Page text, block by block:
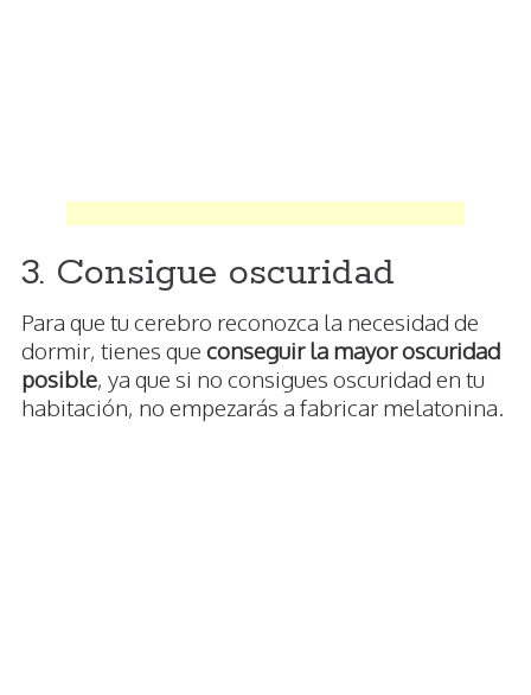
3. Consigue oscuridad
Para que tu cerebro reconozca la necesidad de
dormir, tienes que conseguir la mayor oscuridad
posible, ya que si no consigues oscuridad en tu
habitación, no empezarás a fabricar melatonina.